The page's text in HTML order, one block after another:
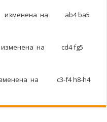
изменена на ab4 ba5
на cd4 fg5
на c3-f4 h8-h4